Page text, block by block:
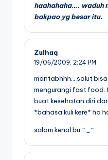
haahahaha…. waduh
bakpao yg besar itu.
Zulhaq
19/06/2009, 2:24 PM
mantabhhh….salut
mengurangi fast
buat kesehatan diri
*bahasa kuli kere* ha
salam kenal bu ^_^